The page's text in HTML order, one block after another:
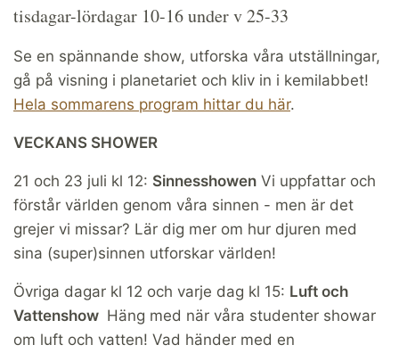
tisdagar-lördagar 10-16 under v 25-33
Se en spännande show, utforska våra utställningar,
gå på visning i planetariet och kliv in i kemilabbet!
Hela sommarens program hittar du här.
VECKANS SHOWER
21 och 23 juli kl 12: Sinnesshowen Vi uppfattar och
förstår världen genom våra sinnen - men är det
grejer vi missar? Lär dig mer om hur djuren med
sina (super)sinnen utforskar världen!
Övriga dagar kl 12 och varje dag kl 15: Luft och
Vattenshow Häng med när våra studenter showar
om luft och vatten! Vad händer med en